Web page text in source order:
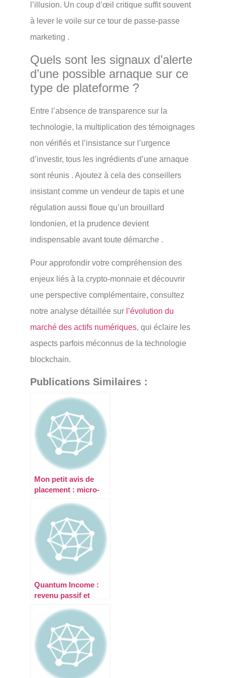
l’illusion. Un coup d’œil critique suffit souvent
à lever le voile sur ce tour de passe-passe
marketing .
Quels sont les signaux d’alerte
d’une possible arnaque sur ce
type de plateforme ?
Entre l’absence de transparence sur la
technologie, la multiplication des témoignages
non vérifiés et l’insistance sur l’urgence
d’investir, tous les ingrédients d’une arnaque
sont réunis . Ajoutez à cela des conseillers
insistant comme un vendeur de tapis et une
régulation aussi floue qu’un brouillard
londonien, et la prudence devient
indispensable avant toute démarche .
Pour approfondir votre compréhension des
enjeux liés à la crypto-monnaie et découvrir
une perspective complémentaire, consultez
notre analyse détaillée sur l’évolution du
marché des actifs numériques, qui éclaire les
aspects parfois méconnus de la technologie
blockchain.
Publications Similaires :
Mon petit avis de
placement : micro-
? Décryptage d’un
phénomène
Quantum Income :
revenu passif et
jusqu’où va
l’automatisation ?